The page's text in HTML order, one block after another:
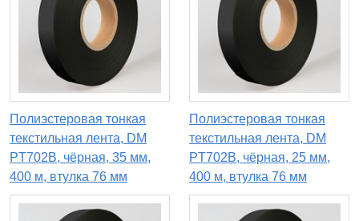
Полиэстеровая тонкая
текстильная лента, DM
PT702B, чёрная, 35 мм,
400 м, втулка 76 мм
Полиэстеровая тонкая
текстильная лента, DM
PT702B, чёрная, 25 мм,
400 м, втулка 76 мм